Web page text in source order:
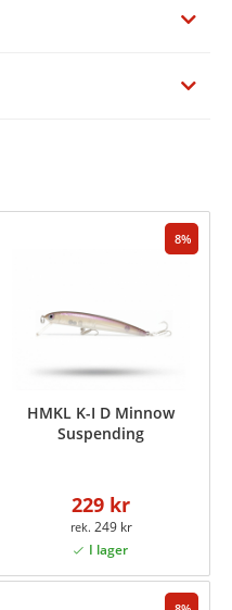
8
HMKL K-I D Minnow
Suspending
229 kr
249 kr